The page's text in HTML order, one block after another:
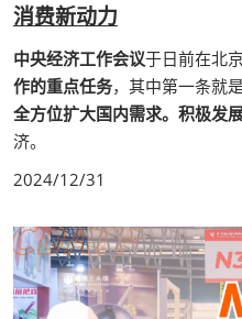
消费新动力
中央经济工作会议于日前在北
作的重点任务，其中第一条就
全方位扩大国内需求。积极发
济。
2024/12/31